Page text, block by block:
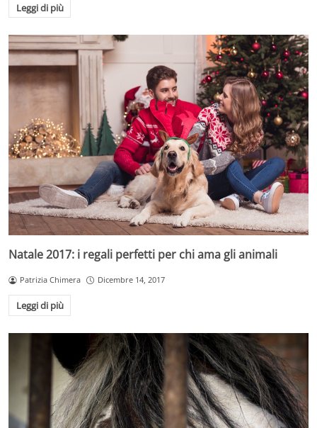
Leggi di più
Natale 2017: i regali perfetti per chi ama gli animali
Patrizia Chimera Dicembre 14, 2017
Leggi di più